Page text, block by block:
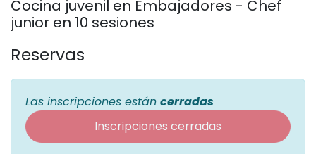
Cocina juvenil en Embajadores - Chef
junior en 10 sesiones
Reservas
Las inscripciones están cerradas
Inscripciones cerradas